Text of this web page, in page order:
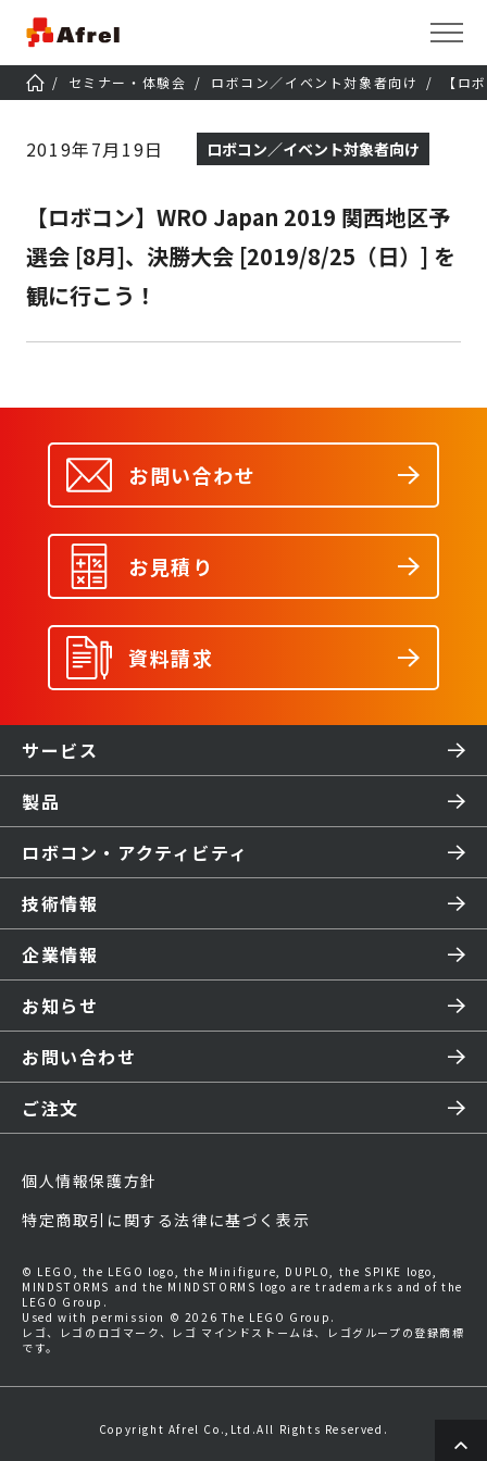
セミナー・体験会 ロボコン／イベント対象者向け 【ロ
2019年7月19日 ロボコン／イベント対象者向け
【ロボコン】WRO Japan 2019 関西地区予
選会 [8月]、決勝大会 [2019/8/25（日）] を
観に行こう！
お問い合わせ
お見積り
資料請求
サービス
製品
ロボコン・アクティビティ
技術情報
企業情報
お知らせ
お問い合わせ
ご注文
個人情報保護方針
特定商取引に関する法律に基づく表示
© LEGO, the LEGO logo, the Minifigure, DUPLO, the SPIKE logo,
MINDSTORMS and the MINDSTORMS logo are trademarks and of the
LEGO Group.
Used with permission © 2026 The LEGO Group.
レゴ、レゴのロゴマーク、レゴ マインドストームは、レゴグループの登録商標
です。
Copyright Afrel Co.,Ltd.All Rights Reserved.